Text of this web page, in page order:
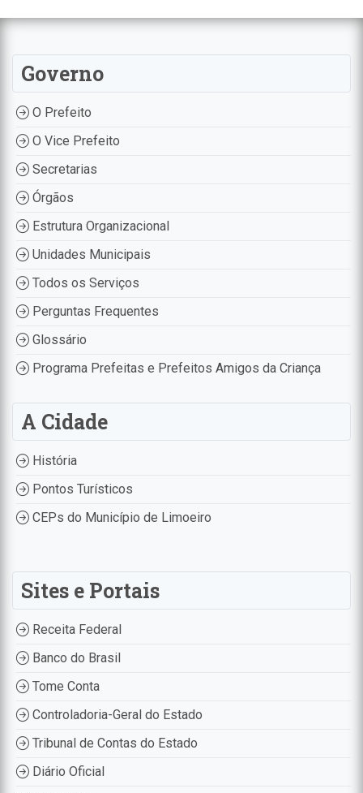
Governo
O Prefeito
O Vice Prefeito
Secretarias
Órgãos
Estrutura Organizacional
Unidades Municipais
Todos os Serviços
Perguntas Frequentes
Glossário
Programa Prefeitas e Prefeitos Amigos da Criança
A Cidade
História
Pontos Turísticos
CEPs do Município de Limoeiro
Sites e Portais
Receita Federal
Banco do Brasil
Tome Conta
Controladoria-Geral do Estado
Tribunal de Contas do Estado
Diário Oficial